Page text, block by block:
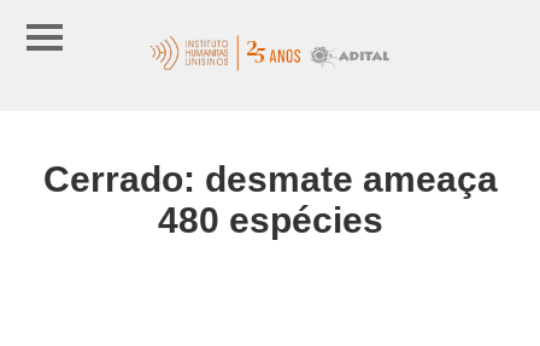
Cerrado: desmate ameaça
480 espécies